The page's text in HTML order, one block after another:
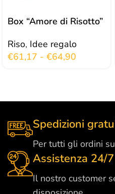
Box “Amore di Risotto”
Riso, Idee regalo
€61,17 - €64,90
Spedizioni
Per tutti gli ordini
Assistenza 24/7
Il nostro customer